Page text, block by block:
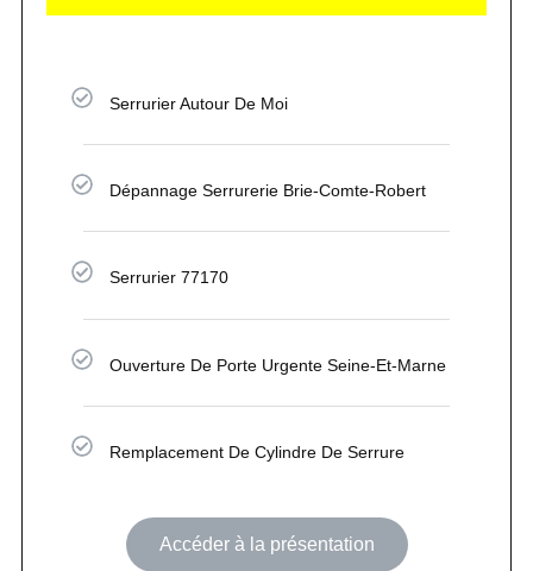
Serrurier Autour De Moi
Dépannage Serrurerie Brie-Comte-Robert
Serrurier 77170
Ouverture De Porte Urgente Seine-Et-Marne
Remplacement De Cylindre De Serrure
Accéder à la présentation